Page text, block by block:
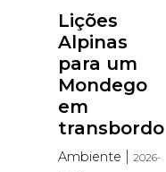
Lições
Alpinas
para um
Mondego
em
transbordo
Ambiente |2026-